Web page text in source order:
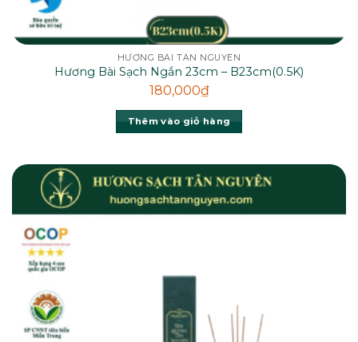
HƯƠNG BÀI TÂN NGUYÊN
Hương Bài Sạch Ngắn 23cm – B23cm(0.5K)
180,000₫
Thêm vào giỏ hàng